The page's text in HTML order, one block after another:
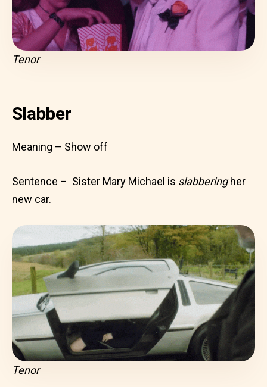
Tenor
Slabber
Meaning – Show off
Sentence – Sister Mary Michael is slabberingher
new car.
Tenor